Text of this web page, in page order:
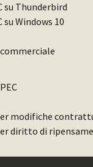
su Thunderbird
Windows 10
modifiche
diritto di